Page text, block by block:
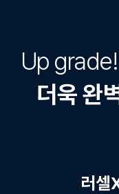
Up grade!
더욱 완
러셀